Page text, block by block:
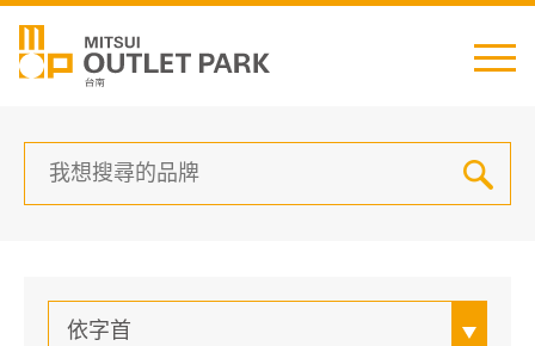
English 日本語 简中 繁中
最新消息
依字首